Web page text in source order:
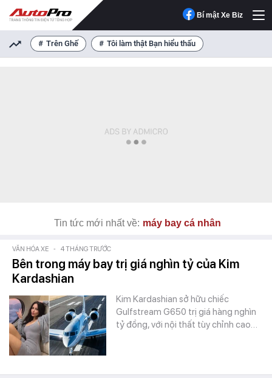
Bí mật Xe Biz
Trên Ghế Tôi làm thật Bạn hiểu thấu
Tin tức mới nhất về: máy bay cá nhân
VĂN HÓA XE - 4 THÁNG TRƯỚC
Bên trong máy bay trị giá nghìn tỷ của Kim
Kardashian
Kim Kardashian sở hữu chiếc
Gulfstream G650 trị giá hàng nghìn
tỷ đồng, với nội thất tùy chỉnh cao…